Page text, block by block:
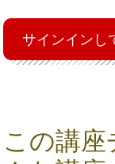
サインインし
この講座